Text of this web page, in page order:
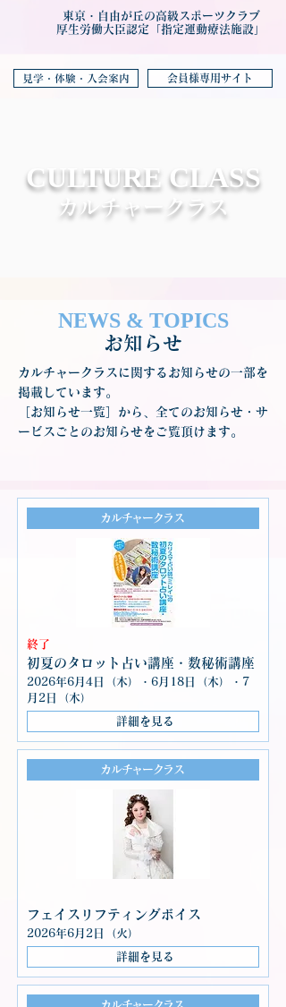
東京・自由が丘の高級スポーツクラブ
厚生労働大臣認定「指定運動療法施設」
見学・体験・入会案内 会員様専用サイト
CULTURE CLASS
カルチャークラス
NEWS & TOPICS
お知らせ
カルチャークラスに関するお知らせの一部を
掲載しています。
［お知らせ一覧］から、全てのお知らせ・サ
ービスごとのお知らせをご覧頂けます。
カルチャークラス
終了
初夏のタロット占い講座・数秘術講座
2026年6月4日（木）・6月18日（木）・7
月2日（木）
詳細を見る
カルチャークラス
フェイスリフティングボイス
2026年6月2日（火）
詳細を見る